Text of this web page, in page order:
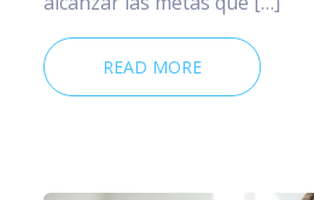
READ MORE